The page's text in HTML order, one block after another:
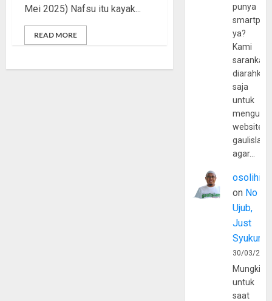
Mei 2025) Nafsu itu kayak...
READ MORE
punya
ya?
Kami
sarankan,
diarahkan
saja
untuk
website
agar…
osolihin
on No
Ujub,
Just
Syukur
30/03/
Mungkin
untuk
saat